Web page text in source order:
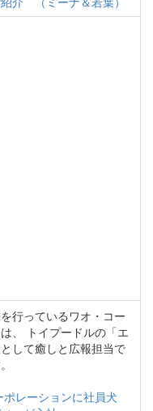
行っているワオ・コー
、 トイプードルの「エ
して癒しと広報担当で
ポレーションに社員犬